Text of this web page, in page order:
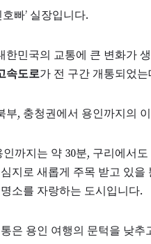
빠’ 실장입니다.
한민국의 교통에 큰 변화가
속도로가 전 구간 개통되었는
부, 충청권에서 용인까지의
까지는 약 30분, 구리에서
지로 새롭게 주목 받고 있을
소를 자랑하는 도시입니다.
은 용인 여행의 문턱을 낮추